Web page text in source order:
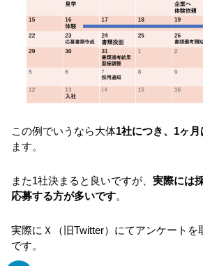
この例でいうなら大体1社につき、1ヶ
ます。
また1社決まると良いですが、 実際には
応募する方が多いです。
実際にＸ（旧Twitter）にてアンケートを
です。